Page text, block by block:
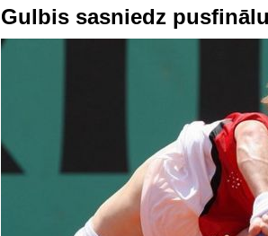
Gulbis sasniedz pusfinālu